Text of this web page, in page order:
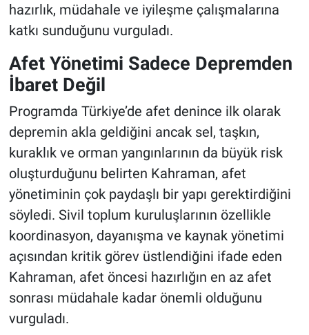
hazırlık, müdahale ve iyileşme çalışmalarına
katkı sunduğunu vurguladı.
Afet Yönetimi Sadece Depremden
İbaret Değil
Programda Türkiye’de afet denince ilk olarak
depremin akla geldiğini ancak sel, taşkın,
kuraklık ve orman yangınlarının da büyük risk
oluşturduğunu belirten Kahraman, afet
yönetiminin çok paydaşlı bir yapı gerektirdiğini
söyledi. Sivil toplum kuruluşlarının özellikle
koordinasyon, dayanışma ve kaynak yönetimi
açısından kritik görev üstlendiğini ifade eden
Kahraman, afet öncesi hazırlığın en az afet
sonrası müdahale kadar önemli olduğunu
vurguladı.